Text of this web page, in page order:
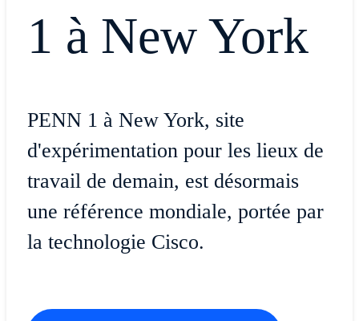
1 à New York
PENN 1 à New York, site
d'expérimentation pour les lieux de
travail de demain, est désormais
une référence mondiale, portée par
la technologie Cisco.